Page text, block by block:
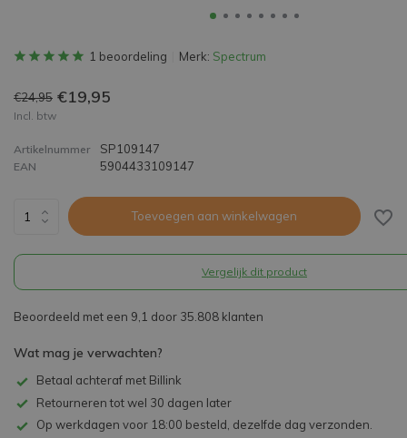
1 beoordeling Merk: Spectrum
€24,95 €19,95
Incl. btw
Artikelnummer SP109147
EAN 5904433109147
Toevoegen aan winkelwagen
Vergelijk dit product
Beoordeeld met een 9,1 door 35.808 klanten
Wat mag je verwachten?
Betaal achteraf met Billink
Retourneren tot wel 30 dagen later
Op werkdagen voor 18:00 besteld, dezelfde dag verzonden.